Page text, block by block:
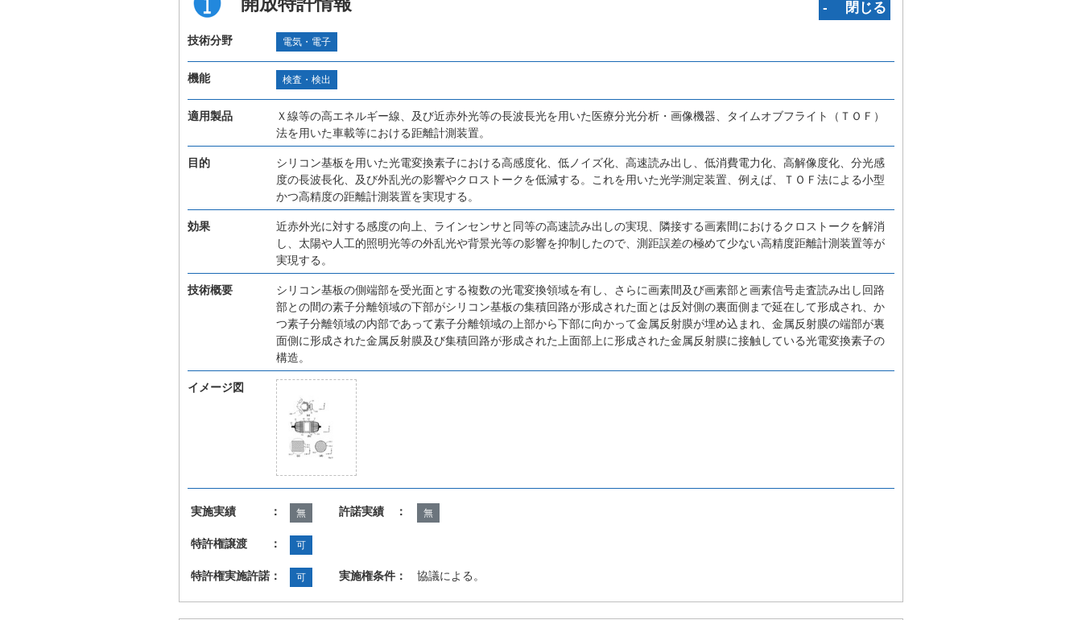
‐ 閉じる
技術分野 電気・電子
機能 検査・検出
適用製品
Ｘ線等の高エネルギー線、及び近赤外光等の長波長光を用いた医療分光分析・画像機器、タイムオブフライト（ＴＯＦ）
法を用いた車載等における距離計測装置。
目的
シリコン基板を用いた光電変換素子における高感度化、低ノイズ化、高速読み出し、低消費電力化、高解像度化、分光感
度の長波長化、及び外乱光の影響やクロストークを低減する。これを用いた光学測定装置、例えば、ＴＯＦ法による小型
かつ高精度の距離計測装置を実現する。
効果
近赤外光に対する感度の向上、ラインセンサと同等の高速読み出しの実現、隣接する画素間におけるクロストークを解消
し、太陽や人工的照明光等の外乱光や背景光等の影響を抑制したので、測距誤差の極めて少ない高精度距離計測装置等が
実現する。
技術概要
シリコン基板の側端部を受光面とする複数の光電変換領域を有し、さらに画素間及び画素部と画素信号走査読み出し回路
部との間の素子分離領域の下部がシリコン基板の集積回路が形成された面とは反対側の裏面側まで延在して形成され、か
つ素子分離領域の内部であって素子分離領域の上部から下部に向かって金属反射膜が埋め込まれ、金属反射膜の端部が裏
面側に形成された金属反射膜及び集積回路が形成された上面部上に形成された金属反射膜に接触している光電変換素子の
構造。
イメージ図
実施実績 ： 無 許諾実績 ： 無
特許権譲渡 ： 可
特許権実施許諾： 可 実施権条件： 協議による。